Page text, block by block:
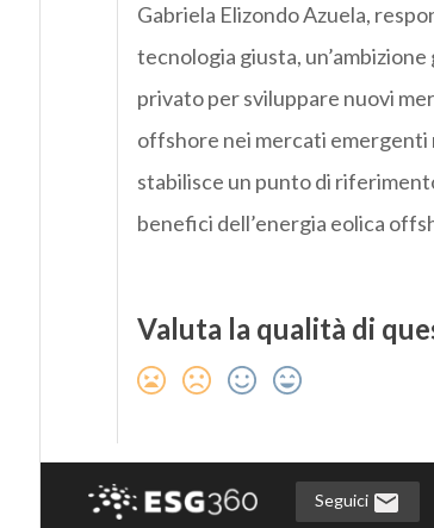
Gabriela Elizondo Azuela,
tecnologia giusta,
privato per sviluppare nuovi
offshore nei mercati emergenti
stabilisce un punto di
benefici dell’energia eolica
Valuta la qualità di
Seguici